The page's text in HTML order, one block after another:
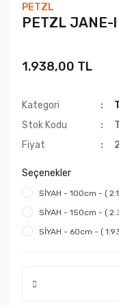
PETZL
PETZL
1.938,00 TL
Kategori
Stok Kodu
Fiyat
Seçenekler
SİYAH - 100cm - (
SİYAH - 150cm - (
SİYAH - 60cm - (